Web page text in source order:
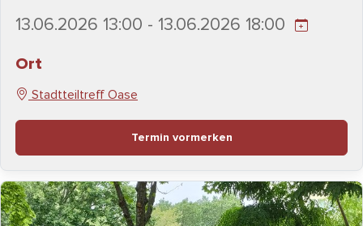
13.06.2026 13:00 - 13.06.2026 18:00
Ort
Stadtteiltreff Oase
Termin vormerken